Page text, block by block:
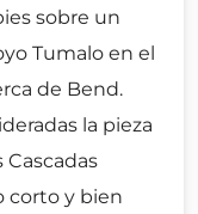
sobre un
Tumalo en el
de Bend.
la pieza
Cascadas
corto y bien